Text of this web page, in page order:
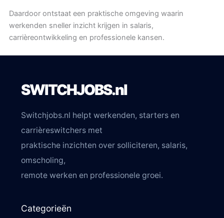
Daardoor ontstaat een praktische omgeving waarin
werkenden sneller inzicht krijgen in salaris,
carrièreontwikkeling en professionele kansen.
SWITCHJOBS.nl
Switchjobs.nl helpt werkenden, starters en
carrièreswitchers met
praktische inzichten over solliciteren, salaris,
omscholing,
remote werken en professionele groei.
Categorieën